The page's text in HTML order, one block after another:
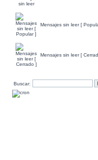
Mensajes sin leer [
Mensajes sin leer [
Buscar: